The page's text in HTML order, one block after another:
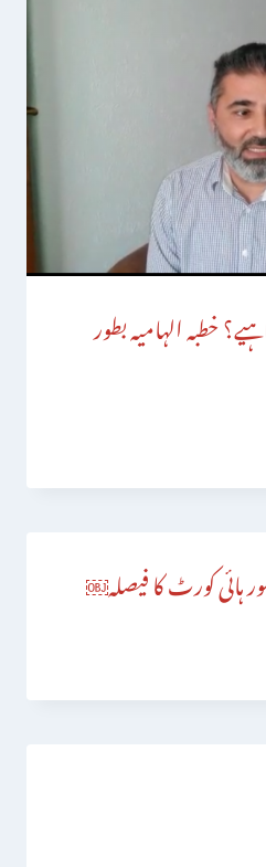
خطبہ الہامیہ بطور
ہائی کورٹ کا فیصلہ￼